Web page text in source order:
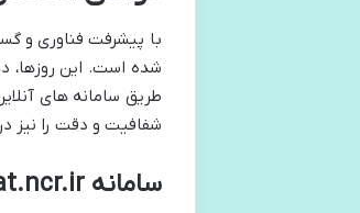
با پیشرفت فناوری و
شده است. این روزها،
طریق سامانه های
شفافیت و دقت را نیز
سامانه verasat.ncr.ir: گامی نوین در صدور خودکار گواهی